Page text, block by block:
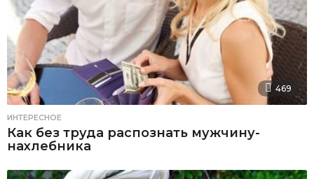
469
ИНТЕРЕСНОЕ
Как без труда распознать мужчину-
нахлебника